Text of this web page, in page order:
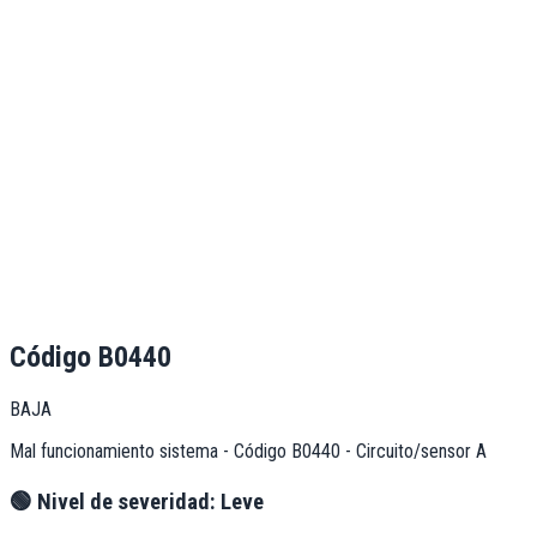
Código B0440
BAJA
Mal funcionamiento sistema - Código B0440 - Circuito/sensor A
🟢 Nivel de severidad: Leve